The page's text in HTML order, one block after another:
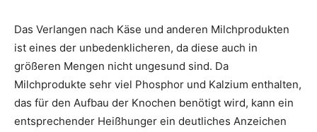
Das Verlangen nach Käse und anderen Milchprodukten
ist eines der unbedenklicheren, da diese auch in
größeren Mengen nicht ungesund sind. Da
Milchprodukte sehr viel Phosphor und Kalzium enthalten,
das für den Aufbau der Knochen benötigt wird, kann ein
entsprechender Heißhunger ein deutliches Anzeichen